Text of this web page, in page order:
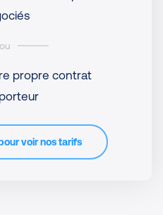
ou
propre contrat
voir nos tarifs